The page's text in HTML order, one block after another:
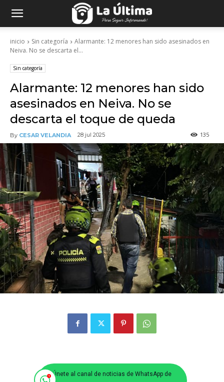
inicio Sin categoría
Alarmante: 12 menores han sido asesinados en
Neiva. No se descarta el...
Sin categoría
Alarmante: 12 menores han sido
asesinados en Neiva. No se
descarta el toque de queda
By CESAR VELANDIA 28 jul 2025 135
Únete al canal de noticias de WhatsApp de